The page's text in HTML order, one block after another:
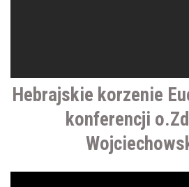
Hebrajskie korzenie
konferencji